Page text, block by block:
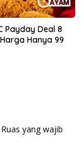
Payday Deal 8
Hanya 99
Ruas yang wajib